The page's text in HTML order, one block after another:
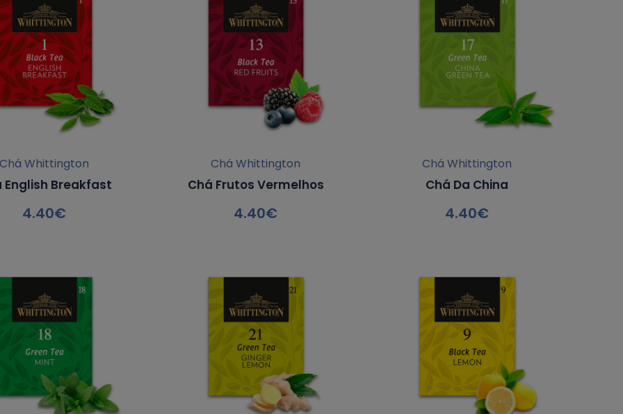
Chá Whittington
English Breakfast
4.40€
Chá Whittington
Chá Frutos Vermelhos
4.40€
Chá Whittington
Chá Da China
4.40€